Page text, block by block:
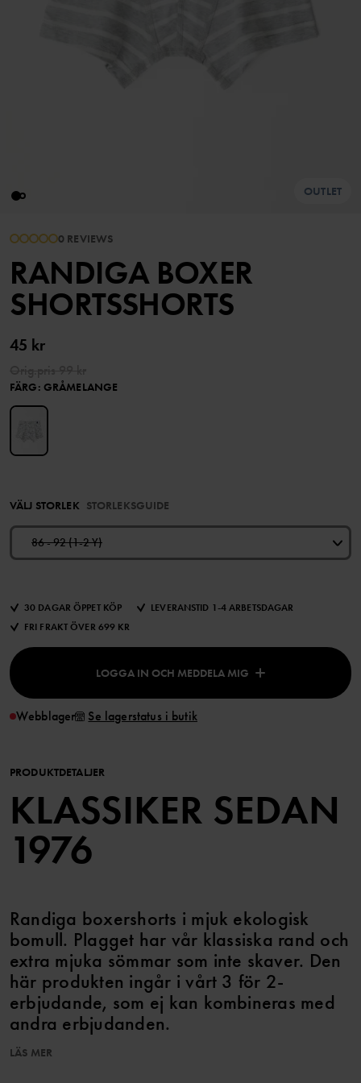
OUTLET
0 REVIEWS
RANDIGA BOXER
SHORTSSHORTS
45 kr
FÄRG: GRÅMELANGE
VÄLJ STORLEK STORLEKSGUIDE
86 - 92 (1-2 Y)
30 DAGAR ÖPPET KÖP
LEVERANSTID 1-4 ARBETSDAGAR
FRI FRAKT ÖVER 699 KR
LOGGA IN OCH MEDDELA MIG
Webblager Se lagerstatus i butik
PRODUKTDETALJER
KLASSIKER SEDAN
1976
Randiga boxershorts i mjuk ekologisk
bomull. Plagget har vår klassiska rand och
extra mjuka sömmar som inte skaver. Den
här produkten ingår i vårt 3 för 2-
erbjudande, som ej kan kombineras med
andra erbjudanden.
• Extra mjuka sömmar
LÄS MER